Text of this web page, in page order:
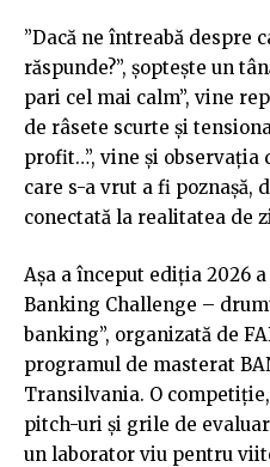
”Dacă ne întreabă despre
răspunde?”, șoptește un
pari cel mai calm”, vine
de râsete scurte și
profit…”, vine și
care s-a vrut a fi poznașă,
conectată la realitatea de
Așa a început ediția 2026
Banking Challenge –
banking”, organizată de
programul de masterat
Transilvania. O
pitch-uri și grile de
un laborator viu pentru